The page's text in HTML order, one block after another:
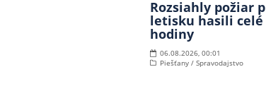
Rozsiahly požiar
letisku hasili celé
hodiny
06.08.2026, 00:01
Piešťany / Spravodajstvo